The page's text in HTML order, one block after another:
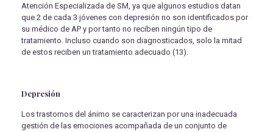
Atención Especializada de SM, ya que algunos estudios datan
que 2 de cada 3 jóvenes con depresión no son identificados por
su médico de AP y por tanto no reciben ningún tipo de
tratamiento. Incluso cuando son diagnosticados, solo la mitad
de estos reciben un tratamiento adecuado (13).
Depresión
Los trastornos del ánimo se caracterizan por una inadecuada
gestión de las emociones acompañada de un conjunto de